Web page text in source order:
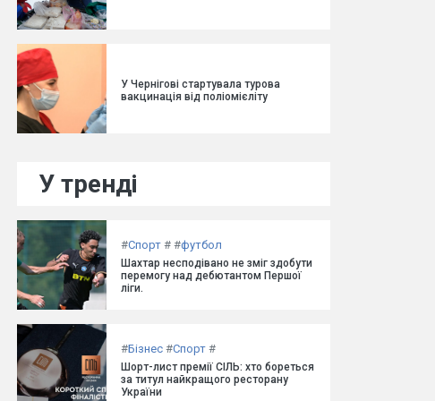
У Чернігові стартувала турова
вакцинація від поліомієліту
У тренді
#Спорт # #футбол
Шахтар несподівано не зміг здобути
перемогу над дебютантом Першої
ліги.
#Бізнес #Спорт #
Шорт-лист премії СІЛЬ: хто бореться
за титул найкращого ресторану
України